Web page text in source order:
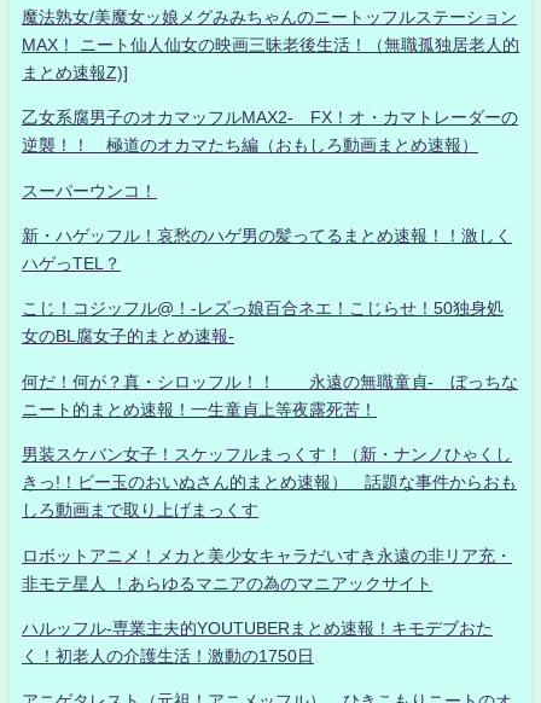
魔法熟女/美魔女ッ娘メグみみちゃんのニートッフルステーション
MAX！ ニート仙人仙女の映画三昧老後生活！（無職孤独居老人的
まとめ速報Z)]
乙女系腐男子のオカマッフルMAX2- FX！オ・カマトレーダーの
逆襲！！ 極道のオカマたち編（おもしろ動画まとめ速報）
スーパーウンコ！
新・ハゲッフル！哀愁のハゲ男の髪ってるまとめ速報！！激しく
ハゲっTEL？
こじ！コジッフル@！-レズっ娘百合ネエ！こじらせ！50独身処
女のBL腐女子的まとめ速報-
何だ！何が？真・シロッフル！！ 永遠の無職童貞- ぼっちな
ニート的まとめ速報！一生童貞上等夜露死苦！
男装スケバン女子！スケッフルまっくす！（新・ナンノひゃくし
きっ!！ビー玉のおいぬさん的まとめ速報） 話題な事件からおも
しろ動画まで取り上げまっくす
ロボットアニメ！メカと美少女キャラだいすき永遠の非リア充・
非モテ星人 ！あらゆるマニアの為のマニアックサイト
ハルッフル-専業主夫的YOUTUBERまとめ速報！キモデブおた
く！初老人の介護生活！激動の1750日